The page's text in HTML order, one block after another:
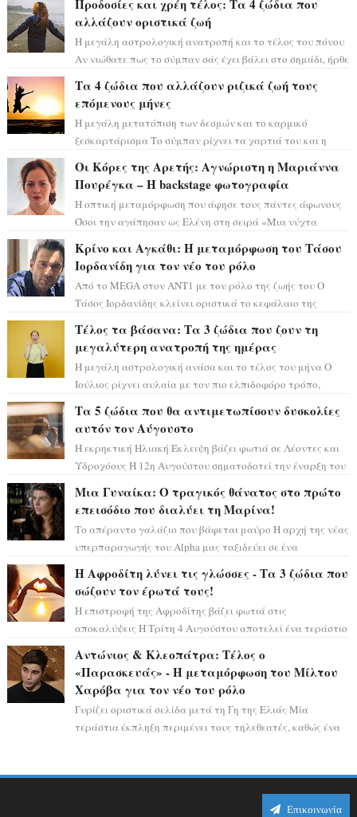
Προδοσίες και χρέη τέλος: Τα 4 ζώδια που
αλλάζουν οριστικά ζωή
Η μεγάλη αστρολογική ανατροπή και το τέλος του πόνου
Αν νιώθατε πως το σύμπαν σάς έχει βάλει στο σημάδι, ήρθε
Τα 4 ζώδια που αλλάζουν ριζικά ζωή τους
επόμενους μήνες
Η μεγάλη μετατόπιση των δεσμών και το καρμικό
ξεσκαρτάρισμα Το σύμπαν ρίχνει τα χαρτιά του και η
Οι Κόρες της Αρετής: Αγνώριστη η Μαριάννα
Πουρέγκα – H backstage φωτογραφία
Η οπτική μεταμόρφωση που άφησε τους πάντες άφωνους
Όσοι την αγάπησαν ως Ελένη στη σειρά «Μια νύχτα
Κρίνο και Αγκάθι: Η μεταμόρφωση του Τάσου
Ιορδανίδη για τον νέο του ρόλο
Από το MEGA στον ΑΝΤ1 με τον ρόλο της ζωής του Ο
Τάσος Ιορδανίδης κλείνει οριστικά το κεφάλαιο της
Τέλος τα βάσανα: Τα 3 ζώδια που ζουν τη
μεγαλύτερη ανατροπή της ημέρας
Η μεγάλη αστρολογική ανάσα και το τέλος του μήνα Ο
Ιούλιος ρίχνει αυλαία με τον πιο ελπιδοφόρο τρόπο,
Τα 5 ζώδια που θα αντιμετωπίσουν δυσκολίες
αυτόν τον Αύγουστο
Η εκρηκτική Ηλιακή Έκλειψη βάζει φωτιά σε Λέοντες και
Υδροχόους Η 12η Αυγούστου σηματοδοτεί την έναρξη του
Μια Γυναίκα: Ο τραγικός θάνατος στο πρώτο
επεισόδιο που διαλύει τη Μαρίνα!
Το απέραντο γαλάζιο που βάφεται μαύρο Η αρχή της νέας
υπερπαραγωγής του Alpha μας ταξιδεύει σε ένα
Η Αφροδίτη λύνει τις γλώσσες - Τα 3 ζώδια που
σώζουν τον έρωτά τους!
Η επιστροφή της Αφροδίτης βάζει φωτιά στις
αποκαλύψεις Η Τρίτη 4 Αυγούστου αποτελεί ένα τεράστιο
Αντώνιος & Κλεοπάτρα: Τέλος ο
«Παρασκευάς» - Η μεταμόρφωση του Μίλτου
Χαρόβα για τον νέο του ρόλο
Γυρίζει οριστικά σελίδα μετά τη Γη της Ελιάς Μία
τεράστια έκπληξη περιμένει τους τηλεθεατές, καθώς ένα
Επικοινωνία